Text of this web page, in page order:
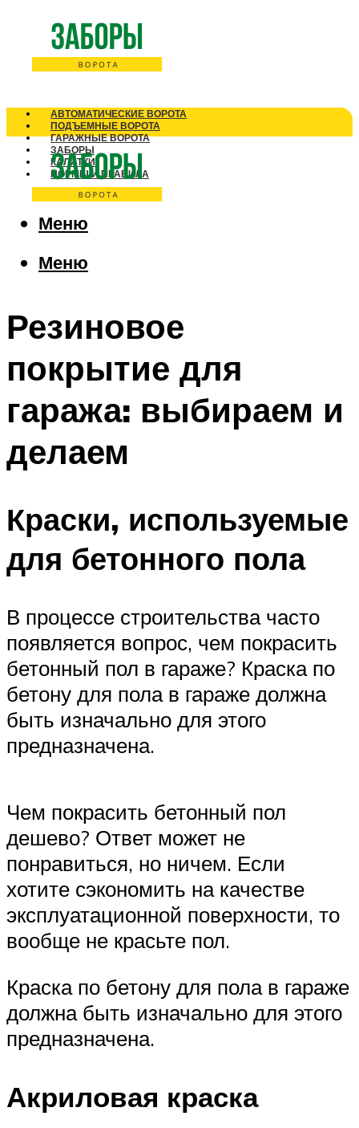
АВТОМАТИЧЕСКИЕ ВОРОТА
ПОДЪЕМНЫЕ ВОРОТА
ГАРАЖНЫЕ ВОРОТА
ЗАБОРЫ
КАЛИТКИ
НОРМЫ И ПРАВИЛА
Меню
Меню
Резиновое
покрытие для
гаража: выбираем и
делаем
Краски, используемые
для бетонного пола
В процессе строительства часто
появляется вопрос, чем покрасить
бетонный пол в гараже? Краска по
бетону для пола в гараже должна
быть изначально для этого
предназначена.
Чем покрасить бетонный пол
дешево? Ответ может не
понравиться, но ничем. Если
хотите сэкономить на качестве
эксплуатационной поверхности, то
вообще не красьте пол.
Краска по бетону для пола в гараже
должна быть изначально для этого
предназначена.
Акриловая краска